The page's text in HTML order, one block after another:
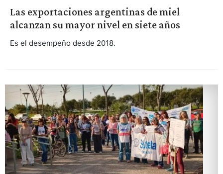
Las exportaciones argentinas de miel
alcanzan su mayor nivel en siete años
Es el desempeño desde 2018.